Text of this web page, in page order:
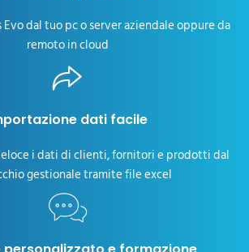
dal tuo pc o server aziendale oppure da
remoto in cloud
dati facile
i dati di clienti, fornitori e prodotti dal
gestionale tramite file excel